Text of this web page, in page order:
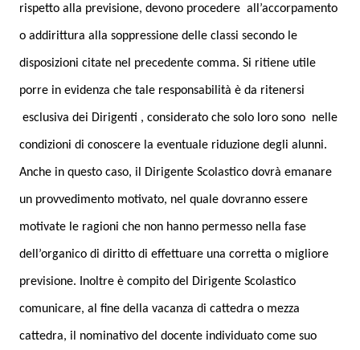
rispetto alla previsione, devono procedere all’accorpamento
o addirittura alla soppressione delle classi secondo le
disposizioni citate nel precedente comma. Si ritiene utile
porre in evidenza che tale responsabilità è da ritenersi
esclusiva dei Dirigenti , considerato che solo loro sono nelle
condizioni di conoscere la eventuale riduzione degli alunni.
Anche in questo caso, il Dirigente Scolastico dovrà emanare
un provvedimento motivato, nel quale dovranno essere
motivate le ragioni che non hanno permesso nella fase
dell’organico di diritto di effettuare una corretta o migliore
previsione. Inoltre è compito del Dirigente Scolastico
comunicare, al fine della vacanza di cattedra o mezza
cattedra, il nominativo del docente individuato come suo